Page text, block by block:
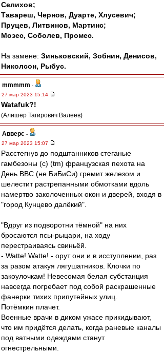
Селихов;
Тавареш, Чернов, Дуарте, Хлусевич;
Пруцев, Литвинов, Мартинс;
Мозес, Соболев, Промес.
На замене: Зиньковский, Зобнин, Денисов,
Николсон, Рыбус.
mmmmm -
27 мар 2023 15:14
Watafuk?!
(Алишер Тагирович Валеев)
Авверс -
27 мар 2023 15:07
Расстегнув до подштанников стеганые
гамбезоны (с) (tm) французская пехота на
День ВВС (не БиБиСи) гремит железом и
шелестит растрепанными обмотками вдоль
намертво заколоченных окон и дверей, входя в
"город Кунцево далёкий".
"Вдруг из подворотни тёмной" на них
бросаются псы-рыцари, на ходу
перестраиваясь свиньёй.
- Watte! Watte! - орут они и в исступлении, раз
за разом атакуя лягушатников. Клочки по
закоулочкам! Невесомая белая субстанция
навсегда погребает под собой раскрашенные
фанерки тихих припутейных улиц.
Потёмкин плачет.
Военные врачи в диком ужасе прикидывают,
что им придётся делать, когда раневые каналы
под ватными одеждами станут
огнестрельными.